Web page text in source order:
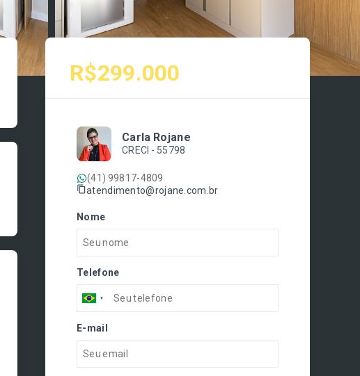
R$299.000
Carla Rojane
CRECI - 55798
(41) 99817-4809
atendimento@rojane.com.br
Nome
Telefone
E-mail